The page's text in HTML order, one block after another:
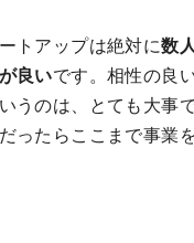
トアップは絶対に数
良いです。相性の良
うのは、とても大事
ったらここまで事業